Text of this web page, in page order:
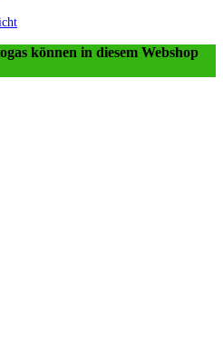
können in diesem Webshop